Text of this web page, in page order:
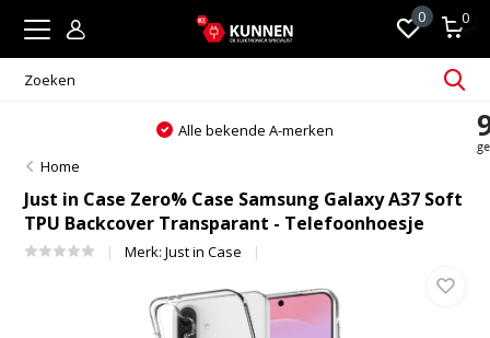
0 0
Altijd passend en
Home
Just in Case Zero% Case Samsung Galaxy A37 Soft
TPU Backcover Transparant - Telefoonhoesje
Merk:Just in Case